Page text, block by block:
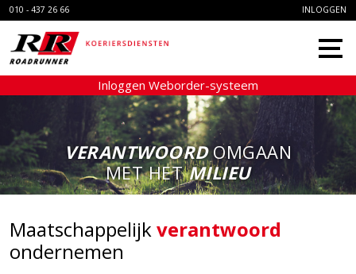
INLOGGEN
010 - 437 26 66
ONLINE RIT
OORSPRONG
CONTACT
Inloggen Weborder-systeem
VERANTWOORDOMGAAN
MET HETMILIEU
Maatschappelijk verantwoord
ondernemen